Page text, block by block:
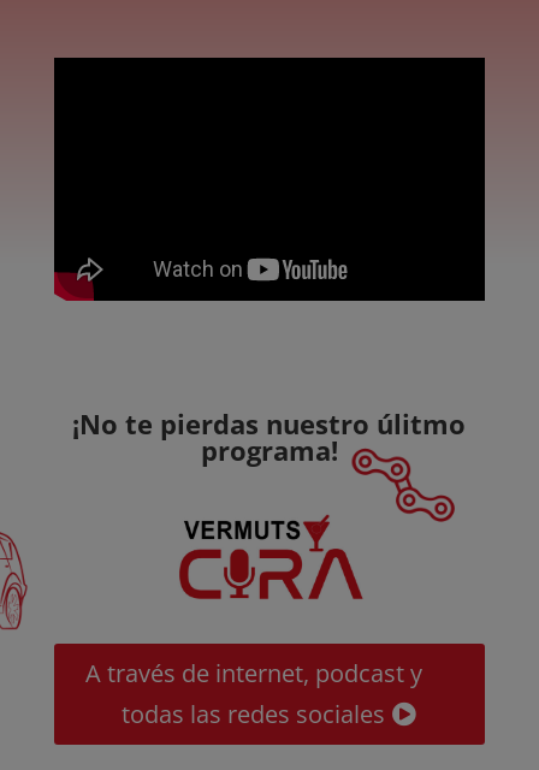
¡No te pierdas nuestro úlitmo
programa!
A través de internet, podcast y
todas las redes sociales